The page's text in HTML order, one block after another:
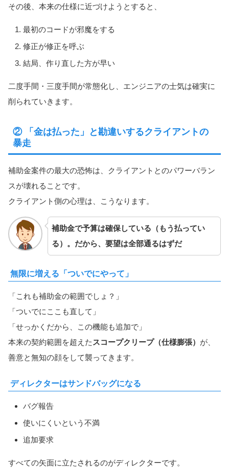
その後、本来の仕様に近づけようとすると、
最初のコードが邪魔をする
修正が修正を呼ぶ
結局、作り直した方が早い
二度手間・三度手間が常態化し、エンジニアの士気は確実に
削られていきます。
② 「金は払った」と勘違いするクライアントの
暴走
補助金案件の最大の恐怖は、クライアントとのパワーバラン
スが壊れることです。
クライアント側の心理は、こうなります。
補助金で予算は確保している（もう払ってい
る）。だから、要望は全部通るはずだ
無限に増える「ついでにやって」
「これも補助金の範囲でしょ？」
「ついでにここも直して」
「せっかくだから、この機能も追加で」
本来の契約範囲を超えたスコープクリープ（仕様膨張） が、
善意と無知の顔をして襲ってきます。
ディレクターはサンドバッグになる
バグ報告
使いにくいという不満
追加要求
すべての矢面に立たされるのがディレクターです。